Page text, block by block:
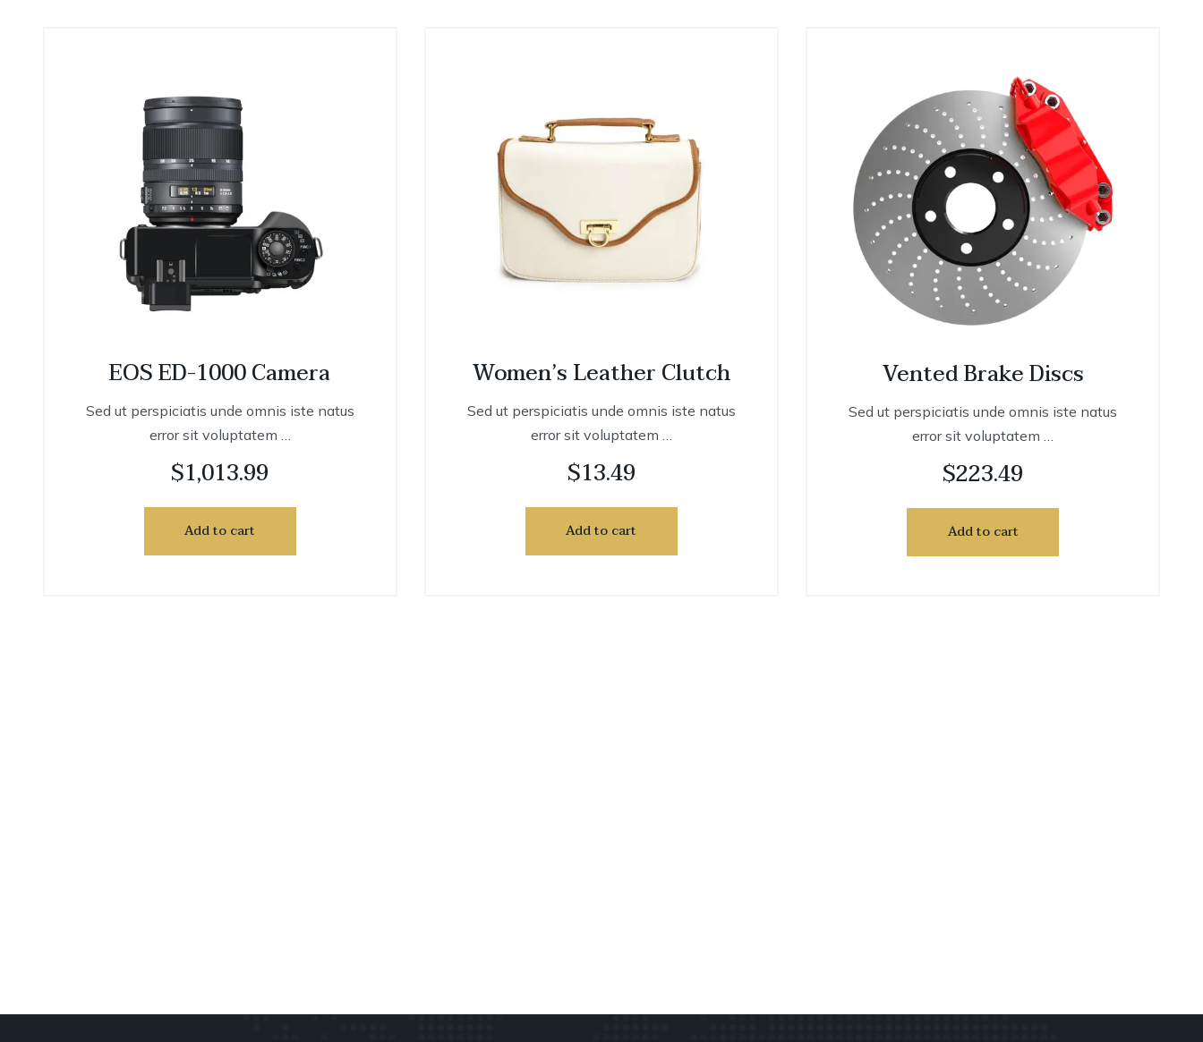
EOS ED-1000 Camera
Sed ut perspiciatis unde omnis iste natus
error sit voluptatem …
$1,013.99
Add to cart
Women’s Leather Clutch
Sed ut perspiciatis unde omnis iste natus
error sit voluptatem …
$13.49
Add to cart
Vented Brake Discs
Sed ut perspiciatis unde omnis iste natus
error sit voluptatem …
$223.49
Add to cart